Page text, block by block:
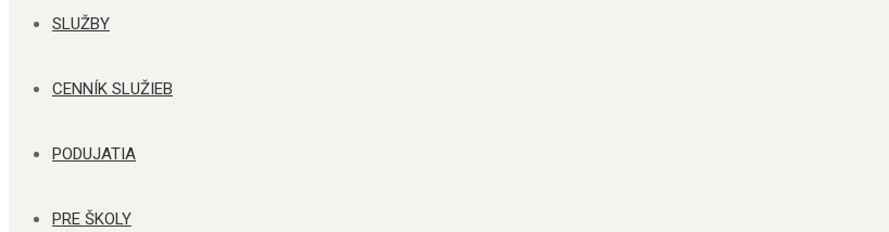
SLUŽBY
CENNÍK SLUŽIEB
PODUJATIA
PRE ŠKOLY